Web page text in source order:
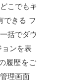
こでもキ
できる フ
括でダウ
ンを表
履歴をご
理画面